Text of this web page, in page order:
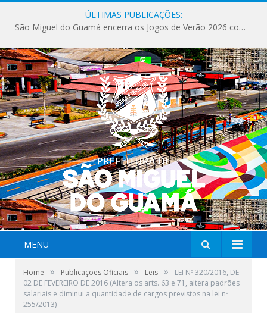
ÚLTIMAS PUBLICAÇÕES:
São Miguel do Guamá encerra os Jogos de Verão 2026 com sucesso de público e competições.
MENU
Home » Publicações Oficiais » Leis »
LEI Nº 320/2016, DE
02 DE FEVEREIRO DE 2016 (Altera os arts. 63 e 71, altera padrões
salariais e diminui a quantidade de cargos previstos na lei nº
255/2013)